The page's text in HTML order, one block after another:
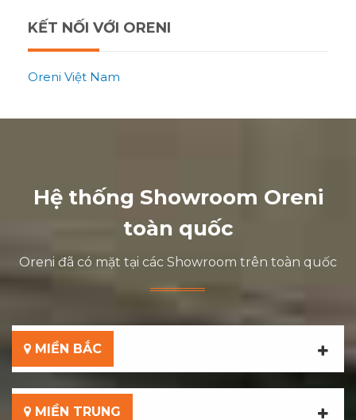
KẾT NỐI VỚI ORENI
Oreni Việt Nam
Hệ thống Showroom Oreni
toàn quốc
Oreni đã có mặt tại các Showroom trên toàn quốc
MIỀN BẮC
MIỀN TRUNG